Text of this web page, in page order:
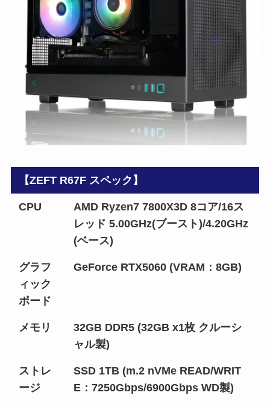
【ZEFT R67F スペック】
CPU
AMD Ryzen7 7800X3D 8コア/16ス
レッド 5.00GHz(ブースト)/4.20GHz
(ベース)
グラフ
ィック
ボード
GeForce RTX5060 (VRAM：8GB)
メモリ
32GB DDR5 (32GB x1枚 クルーシ
ャル製)
ストレ
ージ
SSD 1TB (m.2 nVMe READ/WRIT
E：7250Gbps/6900Gbps WD製)